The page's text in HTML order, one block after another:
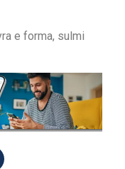
e forma, sulmi